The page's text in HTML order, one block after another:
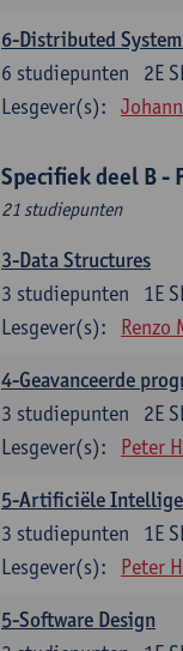
6-Distributed
2E
6 studiepunten
Lesgever(s):
Specifiek deel B -
21 studiepunten
3-Data Structures
1E
3 studiepunten
Lesgever(s):
Renzo
4-Geavanceerde
2E
3 studiepunten
Lesgever(s):
Peter
5-Artificiële
1E
3 studiepunten
Lesgever(s):
Peter
5-Software Design